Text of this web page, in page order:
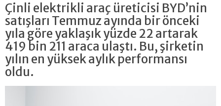
Çinli elektrikli araç üreticisi BYD’nin
satışları Temmuz ayında bir önceki
yıla göre yaklaşık yüzde 22 artarak
419 bin 211 araca ulaştı. Bu, şirketin
yılın en yüksek aylık performansı
oldu.